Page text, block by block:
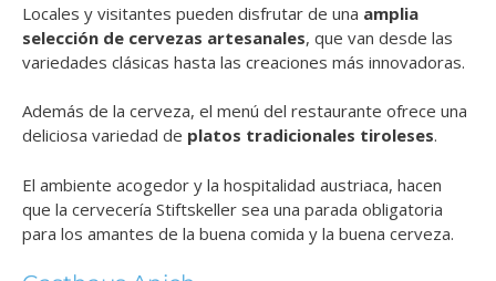
Locales y visitantes pueden disfrutar de una amplia
selección de cervezas artesanales, que van desde las
variedades clásicas hasta las creaciones más innovadoras.
Además de la cerveza, el menú del restaurante ofrece una
deliciosa variedad de platos tradicionales tiroleses.
El ambiente acogedor y la hospitalidad austriaca, hacen
que la cervecería Stiftskeller sea una parada obligatoria
para los amantes de la buena comida y la buena cerveza.